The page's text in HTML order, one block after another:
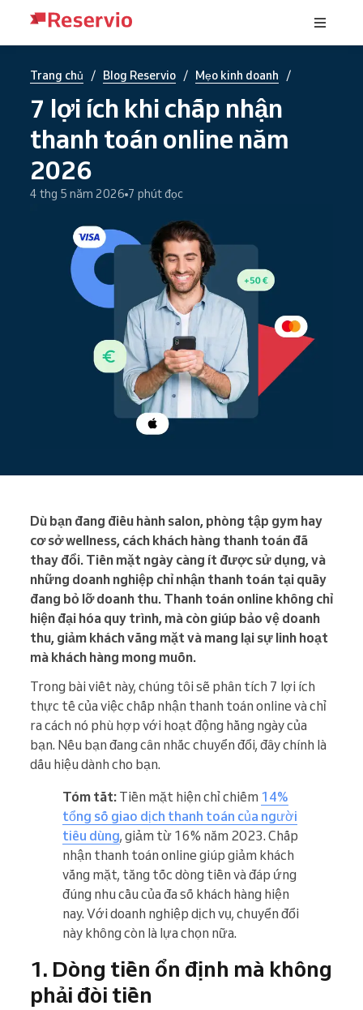
Trang chủ / Blog Reservio / Mẹo kinh doanh /
7 lợi ích khi chấp nhận
thanh toán online năm
2026
4 thg 5 năm 2026 7 phút đọc
Dù bạn đang điều hành salon, phòng tập gym hay
cơ sở wellness, cách khách hàng thanh toán đã
thay đổi. Tiền mặt ngày càng ít được sử dụng, và
những doanh nghiệp chỉ nhận thanh toán tại quầy
đang bỏ lỡ doanh thu. Thanh toán online không chỉ
hiện đại hóa quy trình, mà còn giúp bảo vệ doanh
thu, giảm khách vắng mặt và mang lại sự linh hoạt
mà khách hàng mong muốn.
Trong bài viết này, chúng tôi sẽ phân tích 7 lợi ích
thực tế của việc chấp nhận thanh toán online và chỉ
ra cách nó phù hợp với hoạt động hằng ngày của
bạn. Nếu bạn đang cân nhắc chuyển đổi, đây chính là
dấu hiệu dành cho bạn.
Tóm tắt: Tiền mặt hiện chỉ chiếm 14%
tổng số giao dịch thanh toán của người
tiêu dùng, giảm từ 16% năm 2023. Chấp
nhận thanh toán online giúp giảm khách
vắng mặt, tăng tốc dòng tiền và đáp ứng
đúng nhu cầu của đa số khách hàng hiện
nay. Với doanh nghiệp dịch vụ, chuyển đổi
này không còn là lựa chọn nữa.
1. Dòng tiền ổn định mà không
phải đòi tiền